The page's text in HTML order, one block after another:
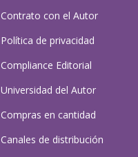
Contrato con el Autor
Política de privacidad
Compliance Editorial
Universidad del Autor
Compras en cantidad
Canales de distribución